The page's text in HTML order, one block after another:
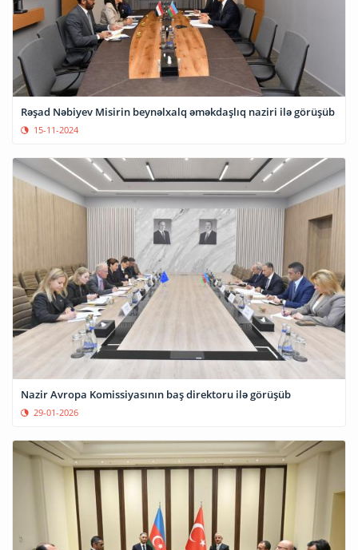
Rəşad Nəbiyev Misirin beynəlxalq əməkdaşlıq naziri ilə görüşüb
15-11-2024
Nazir Avropa Komissiyasının baş direktoru ilə görüşüb
29-01-2026